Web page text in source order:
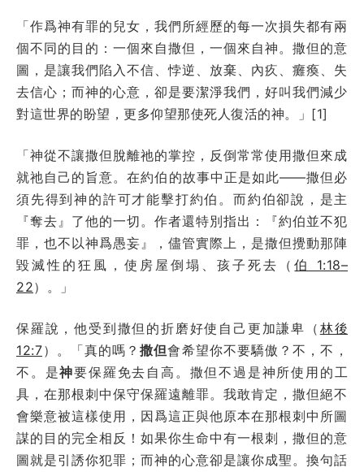
「作爲神有罪的兒女，我們所經歷的每一次損失都有兩
個不同的目的：一個來自撒但，一個來自神。撒但的意
圖，是讓我們陷入不信、悖逆、放棄、內疚、癱瘓、失
去信心；而神的心意，卻是要潔淨我們，好叫我們減少
對這世界的盼望，更多仰望那使死人復活的神。」[1]
「神從不讓撒但脫離祂的掌控，反倒常常使用撒但來成
就祂自己的旨意。在約伯的故事中正是如此——撒但必
須先得到神的許可才能擊打約伯。而約伯卻說，是主
『奪去』了他的一切。作者還特別指出：『約伯並不犯
罪，也不以神爲愚妄』，儘管實際上，是撒但攪動那陣
毀滅性的狂風，使房屋倒塌、孩子死去（伯 1:18–
22）。」
保羅說，他受到撒但的折磨好使自己更加謙卑（ 林後
12:7）。「真的嗎？撒但會希望你不要驕傲？不，不，
不。是神要保羅免去自高。撒但不過是神所使用的工
具，在那根刺中保守保羅遠離罪。我敢肯定，撒但絕不
會樂意被這樣使用，因爲這正與他原本在那根刺中所圖
謀的目的完全相反！如果你生命中有一根刺，撒但的意
圖就是引誘你犯罪；而神的心意卻是讓你成聖。換句話